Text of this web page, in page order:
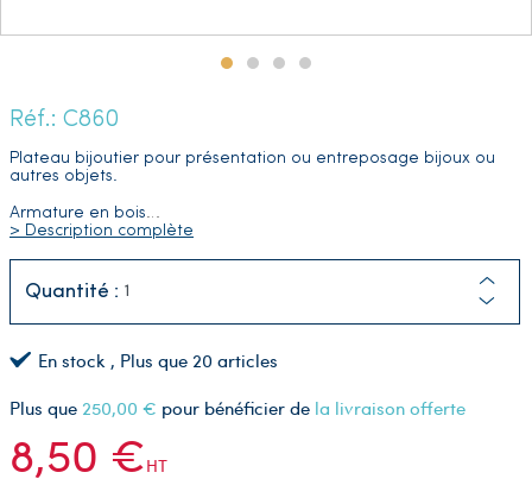
Réf.: C860
Plateau bijoutier pour présentation ou entreposage bijoux ou
autres objets.
Armature en bois…
> Description complète
Quantité :
En stock , Plus que 20 articles
Plus que 250,00 € pour bénéficier de la livraison offerte
8,50 €HT